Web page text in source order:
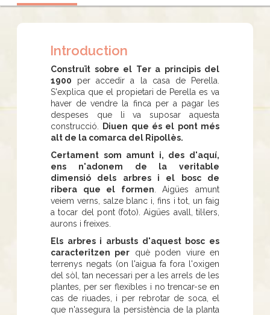
Introduction
Construït sobre el Ter a principis del
1900 per accedir a la casa de Perella.
S'explica que el propietari de Perella es va
haver de vendre la finca per a pagar les
despeses que li va suposar aquesta
construcció.
Diuen que és el pont més
alt de la comarca del Ripollès.
Certament som amunt i, des d'aquí,
ens n'adonem de la veritable
dimensió dels arbres i el bosc de
ribera que el formen . Aigües amunt
veiem verns, salze blanc i, fins i tot, un faig
a tocar del pont (foto). Aigües avall, til·lers,
aurons i freixes.
Els arbres i arbusts d'aquest bosc es
caracteritzen per què poden viure en
terrenys negats (on l'aigua fa fora l'oxigen
del sòl, tan necessari per a les arrels de les
plantes, per ser flexibles i no trencar-se en
cas de riuades, i per rebrotar de soca, el
que n'assegura la persistència de la planta